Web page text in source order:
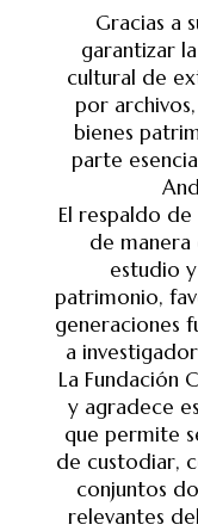
Gracias a
garantizar
cultural de
por
bienes
parte
El respaldo
de manera
estudio
patrimonio,
generaciones
a
La Fundación
y agradece
que permite
de custodiar,
conjuntos
relevantes